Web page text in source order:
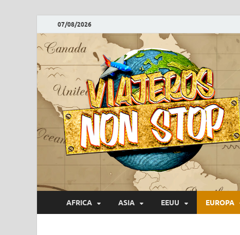
07/08/2026
AFRICA ASIA EEUU EUROPA